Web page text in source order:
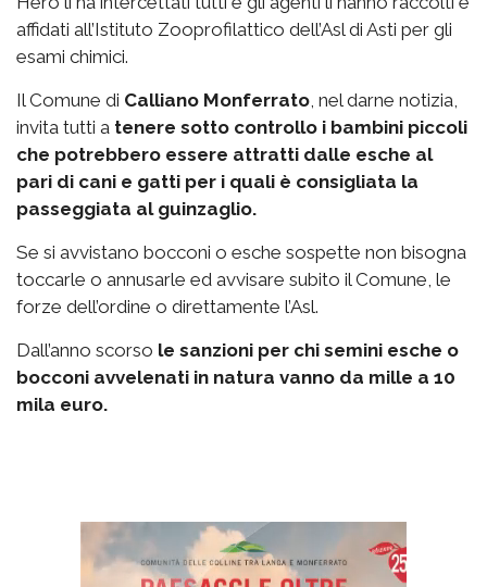
affidati all’Istituto Zooprofilattico dell’Asl di Asti per gli
esami chimici.
Il Comune di Calliano Monferrato, nel darne notizia,
invita tutti a tenere sotto controllo i bambini piccoli
che potrebbero essere attratti dalle esche al
pari di cani e gatti per i quali è consigliata la
passeggiata al guinzaglio.
Se si avvistano bocconi o esche sospette non bisogna
toccarle o annusarle ed avvisare subito il Comune, le
forze dell’ordine o direttamente l’Asl.
Dall’anno scorso le sanzioni per chi semini esche o
bocconi avvelenati in natura vanno da mille a 10
mila euro.